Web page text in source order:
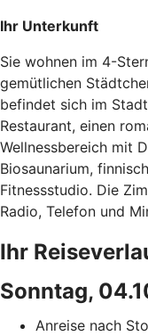
Ihr Unterkunft
Sie wohnen im 4-
gemütlichen
befindet sich im
Restaurant, einen
Wellnessbereich mit
Biosaunarium,
Fitnessstudio. Die
Radio, Telefon und
Ihr
Sonntag,
Anreise nach